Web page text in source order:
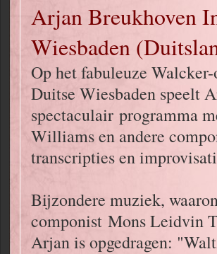
Arjan Breukhoven
Wiesbaden
Op het fabuleuze
Duitse Wiesbaden speelt
spectaculair programma
Williams en andere
transcripties en
Bijzondere muziek,
componist Mons Leidvin
Arjan is opgedragen: